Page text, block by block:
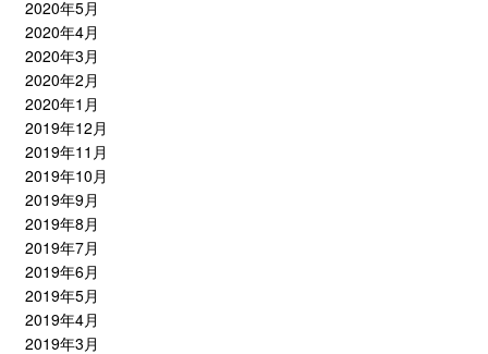
2020年5月
2020年4月
2020年3月
2020年2月
2020年1月
2019年12月
2019年11月
2019年10月
2019年9月
2019年8月
2019年7月
2019年6月
2019年5月
2019年4月
2019年3月